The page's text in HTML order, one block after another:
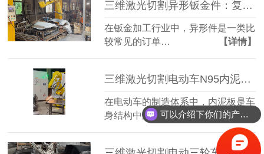
三维激光切割异形钣金件：复杂轮廓一机成型
在钣金加工行业中，异形件是一类比
较常见的订单…
【详情】
三维激光切割电动车N95内泥板：复杂曲面准确成型
在电动车的制造体系中，内泥板是车
身结构中的一…
【详情】
可以介绍下你们的产品么？